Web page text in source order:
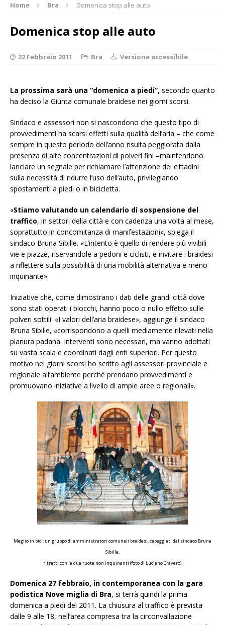
Home Bra Domenica stop alle auto
Domenica stop alle auto
22 Febbraio 2011 Bra Versione accessibile
La prossima sarà una “domenica a piedi”, secondo quanto
ha deciso la Giunta comunale braidese nei giorni scorsi.
Sindaco e assessori non si nascondono che questo tipo di
provvedimenti ha scarsi effetti sulla qualità dell’aria – che come
sempre in questo periodo dell’anno risulta peggiorata dalla
presenza di alte concentrazioni di polveri fini –maintendono
lanciare un segnale per richiamare l’attenzione dei cittadini
sulla necessità di ridurre l’uso dell’auto, privilegiando
spostamenti a piedi o in bicicletta.
«Stiamo valutando un calendario di sospensione del
traffico, in settori della città e con cadenza una volta al mese,
soprattutto in concomitanza di manifestazioni», spiega il
sindaco Bruna Sibille. «L’intento è quello di rendere più vivibili
vie e piazze, riservandole a pedoni e ciclisti, e invitare i braidesi
a riflettere sulla possibilità di una mobilità alternativa e meno
inquinante».
Iniziative che, come dimostrano i dati delle grandi città dove
sono stati operati i blocchi, hanno poco o nullo effetto sulle
polveri sottili. «I valori dell’aria braidese», aggiunge il sindaco
Bruna Sibille, «corrispondono a quelli mediamente rilevati nella
pianura padana. Interventi sono necessari, ma vanno adottati
su vasta scala e coordinati dagli enti superiori. Per questo
motivo nei giorni scorsi ho scritto agli assessori provinciale e
regionale all’ambiente perché prendano provvedimenti e
promuovano iniziative a livello di ampie aree o regionali».
Meglio in bici: un gruppo di amministratori comunali braidesi, capeggiati dal sindaco Bruna
Sibille,
ritratti con le due ruote non inquinanti (foto di Luciano Cravero).
Domenica 27 febbraio, in contemporanea con la gara
podistica Nove miglia di Bra, si terrà quindi la prima
domenica a piedi del 2011. La chiusura al traffico è prevista
dalle 9 alle 18, nell’area compresa tra la circonvallazione